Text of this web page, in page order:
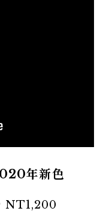
年新色
NT1,200